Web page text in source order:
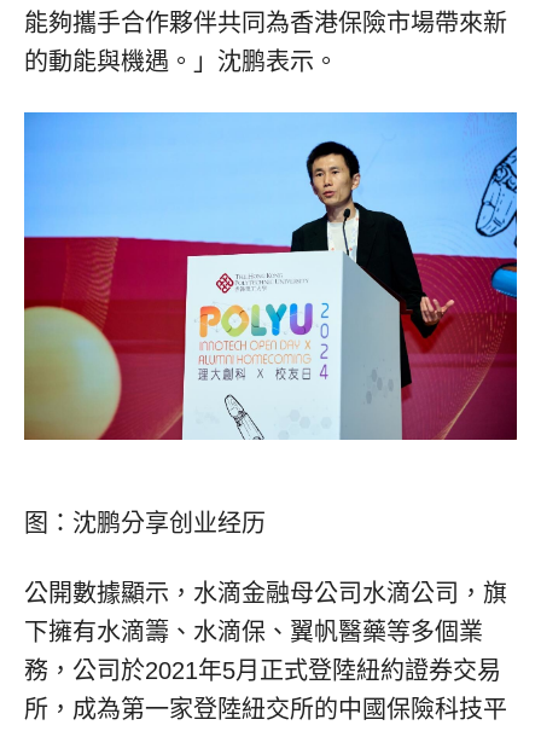
能夠攜手合作夥伴共同為香港保險市場帶來新
的動能與機遇。 」 沈鹏表示。
图：沈鹏分享创业经历
公開數據顯示，水滴金融母公司水滴公司，旗
下擁有水滴籌、水滴保、翼帆醫藥等多個業
務，公司於2021年5月正式登陸紐約證券交易
所，成為第一家登陸紐交所的中國保險科技平